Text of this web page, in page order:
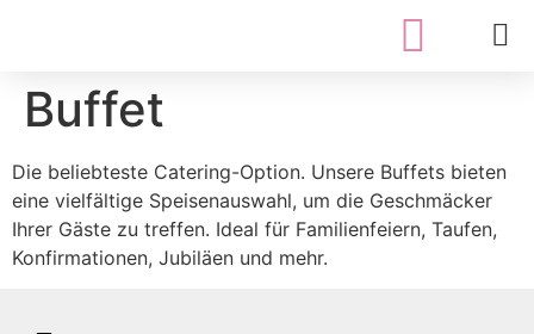
Buffet
Die beliebteste Catering-Option. Unsere Buffets bieten
eine vielfältige Speisenauswahl, um die Geschmäcker
Ihrer Gäste zu treffen. Ideal für Familienfeiern, Taufen,
Konfirmationen, Jubiläen und mehr.